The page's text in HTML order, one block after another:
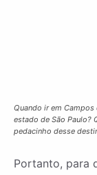
Quando ir em
estado de São Paulo?
pedacinho desse
Portanto, para